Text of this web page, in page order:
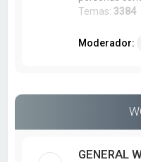
Temas: 3384
Moderador:
GENERAL